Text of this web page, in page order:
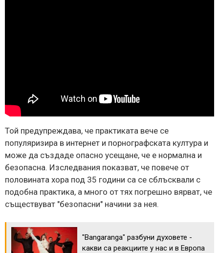
Той предупреждава, че практиката вече се
популяризира в интернет и порнографската култура и
може да създаде опасно усещане, че е нормална и
безопасна. Изследвания показват, че повече от
половината хора под 35 години са се сблъсквали с
подобна практика, а много от тях погрешно вярват, че
съществуват "безопасни" начини за нея.
"Bangaranga" разбуни духовете -
какви са реакциите у нас и в Европа